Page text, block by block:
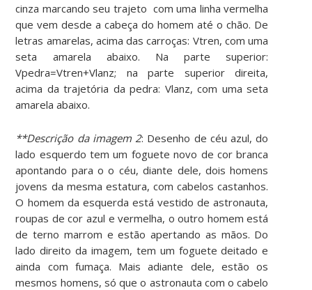
cinza marcando seu trajeto com uma linha vermelha
que vem desde a cabeça do homem até o chão. De
letras amarelas, acima das carroças: Vtren, com uma
seta amarela abaixo. Na parte superior:
Vpedra=Vtren+Vlanz; na parte superior direita,
acima da trajetória da pedra: Vlanz, com uma seta
amarela abaixo.
**Descrição da imagem 2: Desenho de céu azul, do
lado esquerdo tem um foguete novo de cor branca
apontando para o o céu, diante dele, dois homens
jovens da mesma estatura, com cabelos castanhos.
O homem da esquerda está vestido de astronauta,
roupas de cor azul e vermelha, o outro homem está
de terno marrom e estão apertando as mãos. Do
lado direito da imagem, tem um foguete deitado e
ainda com fumaça. Mais adiante dele, estão os
mesmos homens, só que o astronauta com o cabelo